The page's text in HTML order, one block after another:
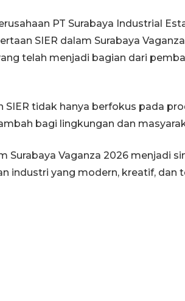
PT Surabaya Industrial
SIER dalam Surabaya
telah menjadi bagian dari
SIER tidak hanya berfokus pada
bagi lingkungan dan
Surabaya Vaganza 2026 menjadi
industri yang modern, kreatif, dan